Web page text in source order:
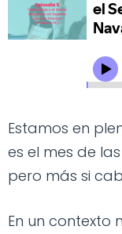
Estamos en
es el mes de
pero más si
En un contexto